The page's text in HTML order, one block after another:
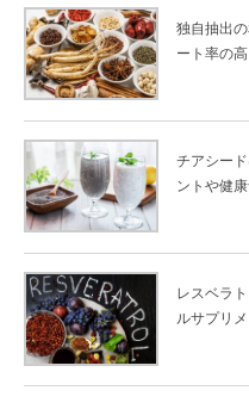
独自抽出
ート率の
チアシー
ントや健
レスベラ
ルサプリ